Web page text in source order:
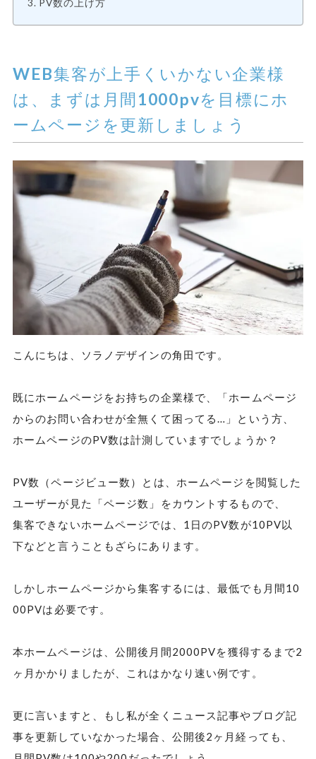
PV数の上げ方
WEB集客が上手くいかない企業様
は、まずは月間1000pvを目標にホ
ームページを更新しましょう
こんにちは、ソラノデザインの角田です。
既にホームページをお持ちの企業様で、「ホームページ
からのお問い合わせが全無くて困ってる…」という方、
ホームページのPV数は計測していますでしょうか？
PV数（ページビュー数）とは、ホームページを閲覧した
ユーザーが見た「ページ数」をカウントするもので、
集客できないホームページでは、1日のPV数が10PV以
下などと言うこともざらにあります。
しかしホームページから集客するには、最低でも月間10
00PVは必要です。
本ホームページは、公開後月間2000PVを獲得するまで2
ヶ月かかりましたが、これはかなり速い例です。
更に言いますと、もし私が全くニュース記事やブログ記
事を更新していなかった場合、公開後2ヶ月経っても、